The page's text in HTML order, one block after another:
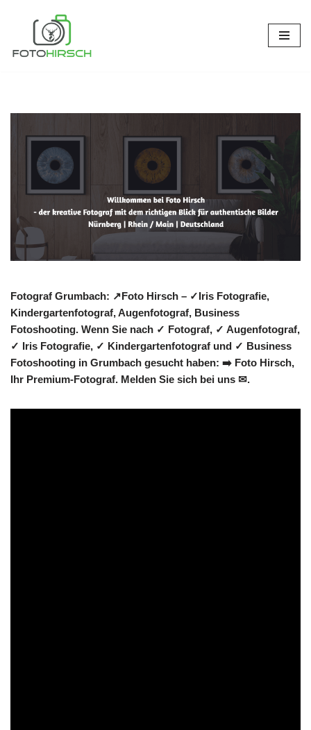
Inhalt
Fotograf Grumbach: ↗️Foto Hirsch – ✓Iris Fotografie,
Kindergartenfotograf, Augenfotograf, Business
Fotoshooting. Wenn Sie nach ✓ Fotograf, ✓ Augenfotograf,
✓ Iris Fotografie, ✓ Kindergartenfotograf und ✓ Business
Fotoshooting in Grumbach gesucht haben: ➡️ Foto Hirsch,
Ihr Premium-Fotograf. Melden Sie sich bei uns ✉.